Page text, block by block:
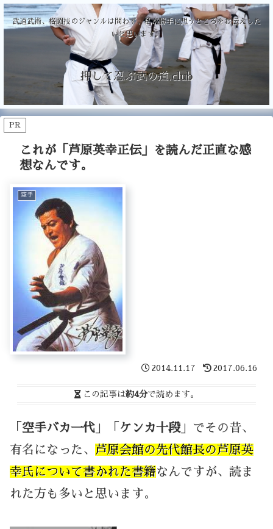
武道武術、格闘技のジャンルは問わず、私が勝手に想うところをお伝えした
いと思います。
押して忍ぶ武の道.club
PR
これが「芦原英幸正伝」を読んだ正直な感
想なんです。
空手
2014.11.17 2017.06.16
この記事は約4分で読めます。
空手バカ一代 」「 ケンカ十段」でその昔、
有名になった、 芦原会館の先代館長の芦原英
幸氏について書かれた書籍なんですが、読ま
れた方も多いと思います。